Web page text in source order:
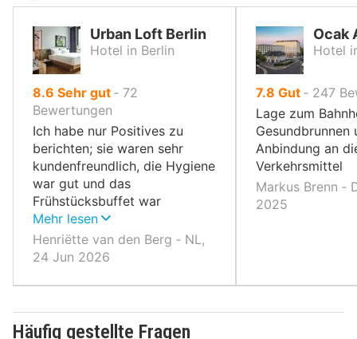
Urban Loft Berlin
Hotel in Berlin
8.6 von
10,
Sehr gut ‐ 72
Bewertungen
Ich habe nur Positives zu
berichten; sie waren sehr
kundenfreundlich, die Hygiene
war gut und das
Frühstücksbuffet war
ebenfalls ausgezeichnet.
Mehr lesen
Henriëtte van den Berg ‐ NL,
24 Jun 2026
Ocak
Hotel
7.8 von
10,
Gut ‐ 247
Lage zum
Gesundbrunnen
Anbindung an
Verkehrsmittel
Markus Brenn ‐
2025
Häufig gestellte Fragen